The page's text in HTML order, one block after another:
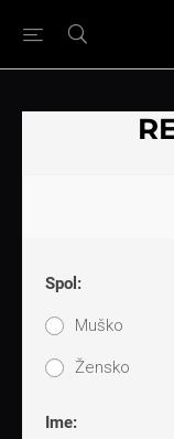
Spol:
Muško
Žensko
Ime: